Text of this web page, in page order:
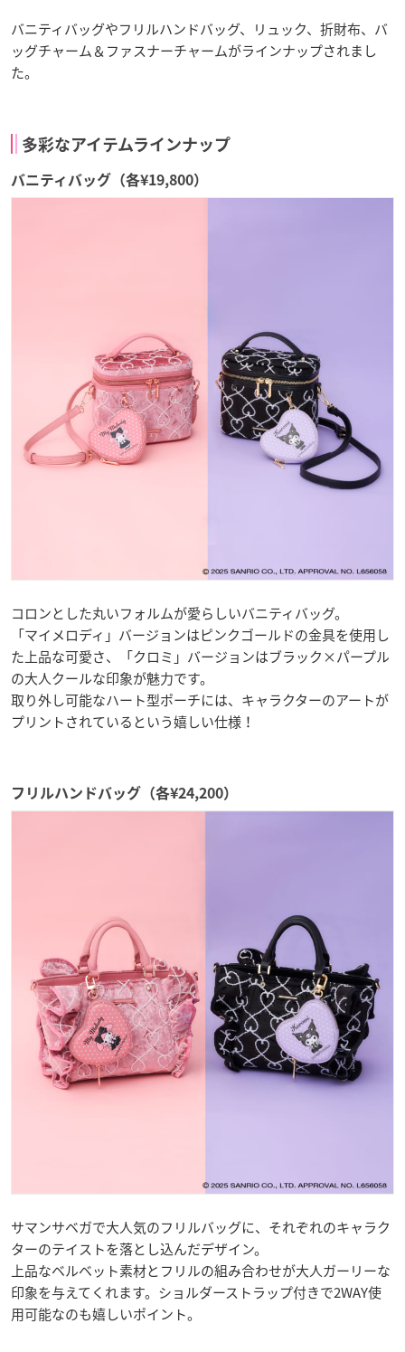
バニティバッグやフリルハンドバッグ、リュック、折財布、バ
ッグチャーム＆ファスナーチャームがラインナップされまし
た。
多彩なアイテムラインナップ
バニティバッグ（各¥19,800）
コロンとした丸いフォルムが愛らしいバニティバッグ。
「マイメロディ」バージョンはピンクゴールドの金具を使用し
た上品な可愛さ、「クロミ」バージョンはブラック×パープル
の大人クールな印象が魅力です。
取り外し可能なハート型ポーチには、キャラクターのアートが
プリントされているという嬉しい仕様！
フリルハンドバッグ（各¥24,200）
サマンサベガで大人気のフリルバッグに、それぞれのキャラク
ターのテイストを落とし込んだデザイン。
上品なベルベット素材とフリルの組み合わせが大人ガーリーな
印象を与えてくれます。ショルダーストラップ付きで2WAY使
用可能なのも嬉しいポイント。